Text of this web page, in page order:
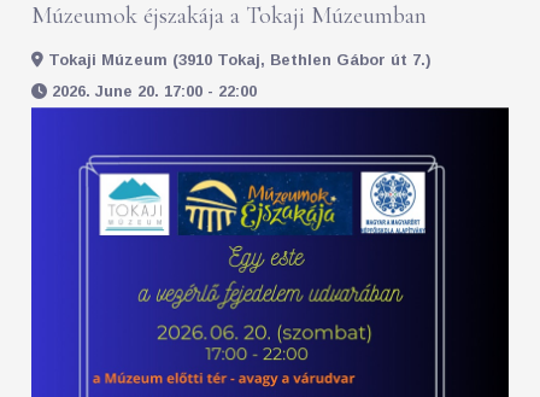
Múzeumok éjszakája a Tokaji Múzeumban
Tokaji Múzeum (3910 Tokaj, Bethlen Gábor út 7.)
2026. June 20. 17:00 - 22:00